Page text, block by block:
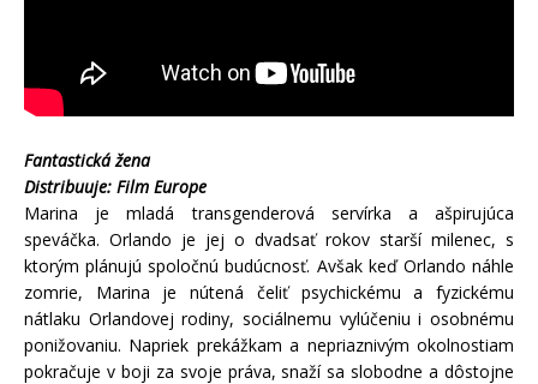
Fantastická žena
Distribuuje: Film Europe
Marina je mladá transgenderová servírka a ašpirujúca
speváčka. Orlando je jej o dvadsať rokov starší milenec, s
ktorým plánujú spoločnú budúcnosť. Avšak keď Orlando náhle
zomrie, Marina je nútená čeliť psychickému a fyzickému
nátlaku Orlandovej rodiny, sociálnemu vylúčeniu i osobnému
ponižovaniu. Napriek prekážkam a nepriaznivým okolnostiam
pokračuje v boji za svoje práva, snaží sa slobodne a dôstojne